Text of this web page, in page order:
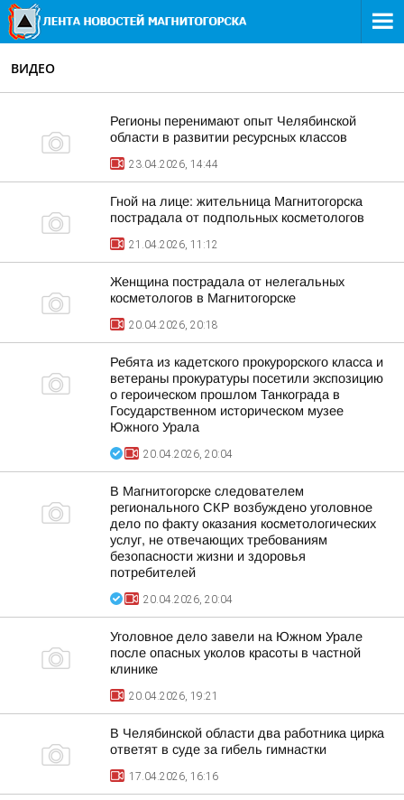
ВИДЕО
Регионы перенимают опыт Челябинской
области в развитии ресурсных классов
23.04.2026, 14:44
Гной на лице: жительница Магнитогорска
пострадала от подпольных косметологов
21.04.2026, 11:12
Женщина пострадала от нелегальных
косметологов в Магнитогорске
20.04.2026, 20:18
Ребята из кадетского прокурорского класса и
ветераны прокуратуры посетили экспозицию
о героическом прошлом Танкограда в
Государственном историческом музее
Южного Урала
20.04.2026, 20:04
В Магнитогорске следователем
регионального СКР возбуждено уголовное
дело по факту оказания косметологических
услуг, не отвечающих требованиям
безопасности жизни и здоровья
потребителей
20.04.2026, 20:04
Уголовное дело завели на Южном Урале
после опасных уколов красоты в частной
клинике
20.04.2026, 19:21
В Челябинской области два работника цирка
ответят в суде за гибель гимнастки
17.04.2026, 16:16